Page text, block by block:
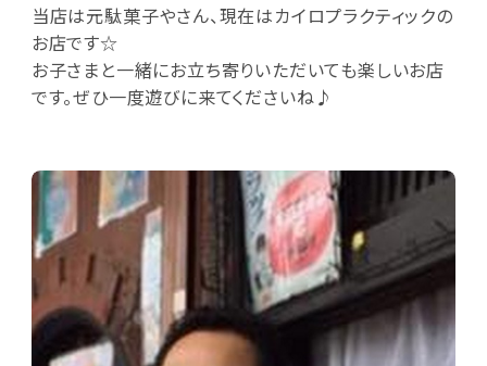
当店は元駄菓子やさん、現在はカイロプラクティックの
お店です☆
お子さまと一緒にお立ち寄りいただいても楽しいお店
です。ぜひ一度遊びに来てくださいね♪